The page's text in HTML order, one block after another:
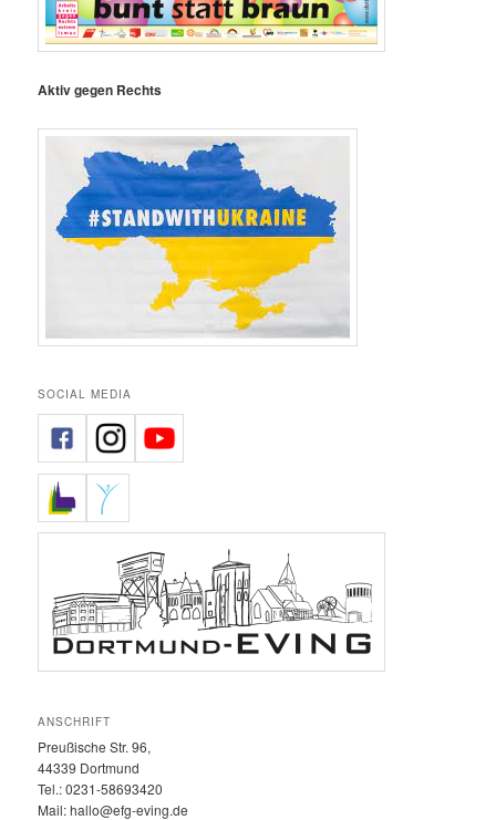
Aktiv gegen Rechts
SOCIAL MEDIA
ANSCHRIFT
Preußische Str. 96,
44339 Dortmund
Tel.: 0231-58693420‬
Mail: hallo@efg-eving.de